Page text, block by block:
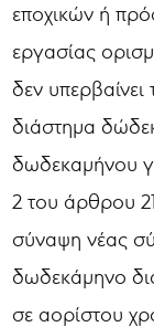
εποχικών ή
εργασίας
δεν
διάστημα
δωδεκαμήνου
2 του άρθρου
σύναψη νέας
δωδεκάμηνο
σε αορίστου